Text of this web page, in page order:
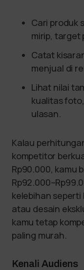
Cari produk
mirip, target
Catat
menjual di
Lihat nilai
kualitas
ulasan.
Kalau
kompetitor
Rp90.000, kamu
kelebihan seperti
atau desain
kamu tetap
paling murah.
Kenali Audiens